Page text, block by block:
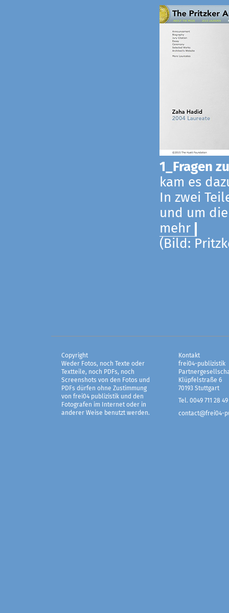
1_Fragen
kam es
In zwei
und um
mehr
(Bild:
Copyright
Weder Fotos, noch Texte oder
Textteile, noch PDFs, noch
Screenshots von den Fotos und
PDFs dürfen ohne Zustimmung
von frei04 publizistik und den
Fotografen im Internet oder in
anderer Weise benutzt werden.
Kontakt
frei04-publizistik
Klüpfelstraße 6
70193 Stuttgart
Tel. 0049 711 28 49
contact@frei04-